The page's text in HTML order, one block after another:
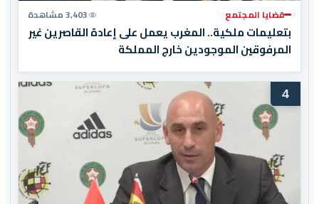
قضايا المجتمع 3,403 مشاهدة
بتعليمات ملكية.. المغرب يعمل على إعادة القاصرين غير
المرفوقين الموجودين خارج المملكة
4